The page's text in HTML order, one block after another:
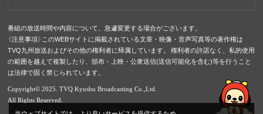
番組の放送時間や内容について、急遽変更する場合がございます。
《注意事項》このWEBサイトに掲載されている文章・映像・音声写真等の著作権は
TVQ九州放送およびその他の権利者に帰属しています。 権利者の許諾なく、私的使用
の範囲を越えて複製したり、頒布・上映・公衆送信(送信可能化を含む)等を行うこと
は法律で固く禁じられています。
Copyright© 2025. TVQ Kyushu Broadcasting Co.,Ltd.
All Rights Reserved.